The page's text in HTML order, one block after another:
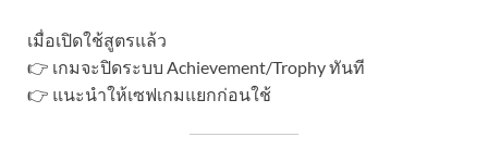
เมื่อเปิดใช้สูตรแล้ว
👉 เกมจะปิดระบบ Achievement/Trophy ทันที
👉 แนะนำให้เซฟเกมแยกก่อนใช้